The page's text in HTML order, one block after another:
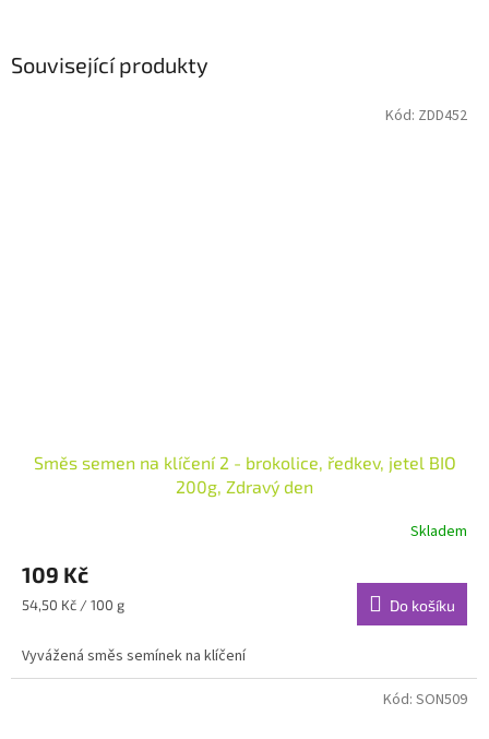
Související produkty
Směs semen na klíčení 2 - brokolice, ředkev, jetel BIO
200g, Zdravý den
Skladem
109 Kč
Měrná
54,50 Kč / 100 g Do košíku
Vyvážená směs semínek na klíčení
Kód: ZDD452
Kód: SON509